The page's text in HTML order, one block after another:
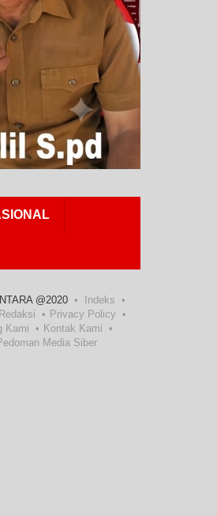
@2020
Indeks
Redaksi
Privacy Policy
Kami
Kontak Kami
Media Siber